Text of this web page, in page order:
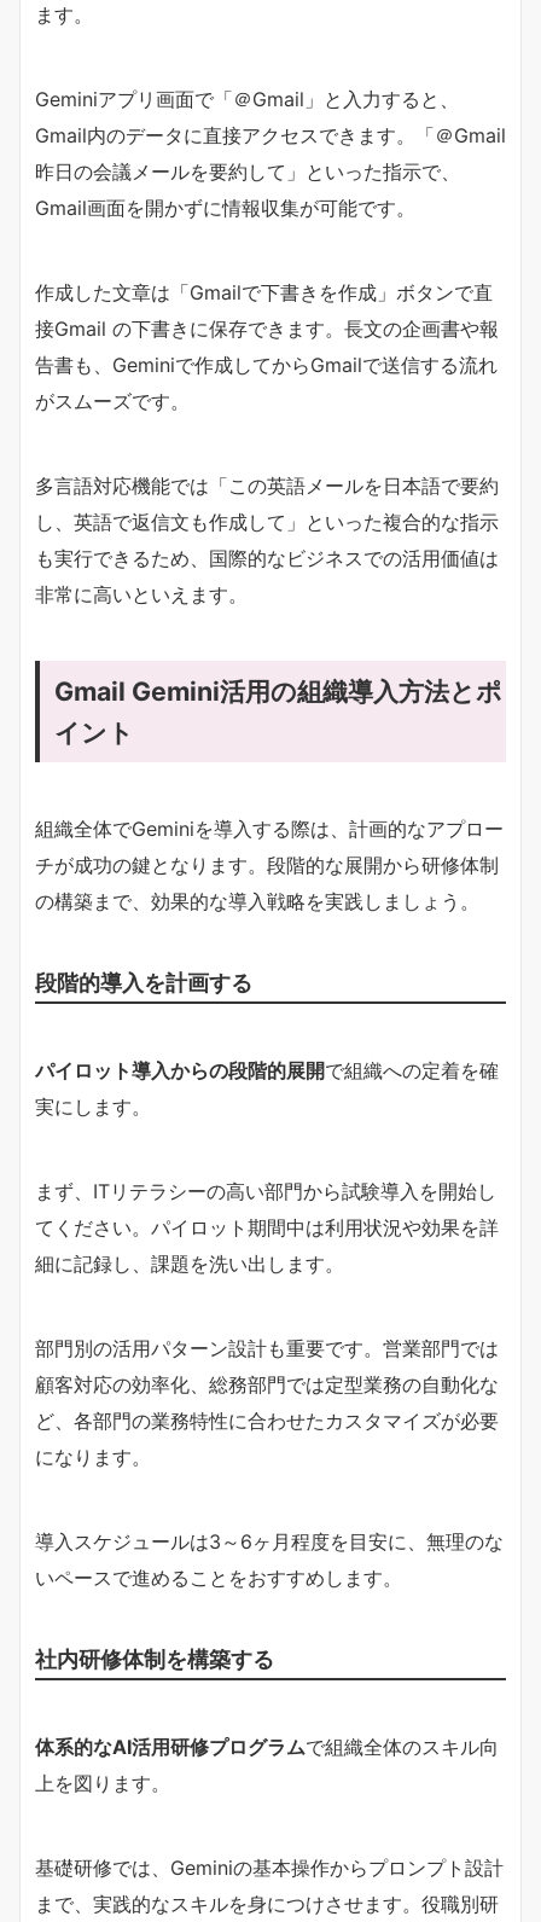
ます。
Geminiアプリ画面で「＠Gmail」と入力すると、
Gmail内のデータに直接アクセスできます。「＠Gmail
昨日の会議メールを要約して」といった指示で、
Gmail画面を開かずに情報収集が可能です。
作成した文章は「Gmailで下書きを作成」ボタンで直
接Gmail の下書きに保存できます。長文の企画書や報
告書も、Geminiで作成してからGmailで送信する流れ
がスムーズです。
多言語対応機能では「この英語メールを日本語で要約
し、英語で返信文も作成して」といった複合的な指示
も実行できるため、国際的なビジネスでの活用価値は
非常に高いといえます。
Gmail Gemini活用の組織導入方法とポ
イント
組織全体でGeminiを導入する際は、計画的なアプロー
チが成功の鍵となります。段階的な展開から研修体制
の構築まで、効果的な導入戦略を実践しましょう。
段階的導入を計画する
パイロット導入からの段階的展開で組織への定着を確
実にします。
まず、ITリテラシーの高い部門から試験導入を開始し
てください。パイロット期間中は利用状況や効果を詳
細に記録し、課題を洗い出します。
部門別の活用パターン設計も重要です。営業部門では
顧客対応の効率化、総務部門では定型業務の自動化な
ど、各部門の業務特性に合わせたカスタマイズが必要
になります。
導入スケジュールは3～6ヶ月程度を目安に、無理のな
いペースで進めることをおすすめします。
社内研修体制を構築する
体系的なAI活用研修プログラムで組織全体のスキル向
上を図ります。
基礎研修では、Geminiの基本操作からプロンプト設計
まで、実践的なスキルを身につけさせます。役職別研